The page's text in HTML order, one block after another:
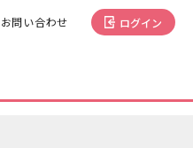
お問い合わせ ログイン